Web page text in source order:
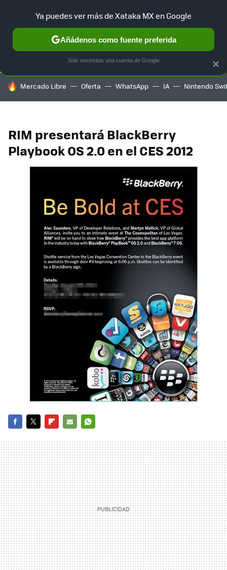
SELECCIÓN GAMING HOME AUTO TERRITORIO
HOY SE HABLA DE
Mercado Libre Oferta WhatsApp IA Nintendo
RIM presentará BlackBerry
Playbook OS 2.0 en el CES 2012
MAIL
×
Ya puedes ver más de Xataka MX en Google
Añádenos como fuente preferida
Solo necesitas una cuenta de Google